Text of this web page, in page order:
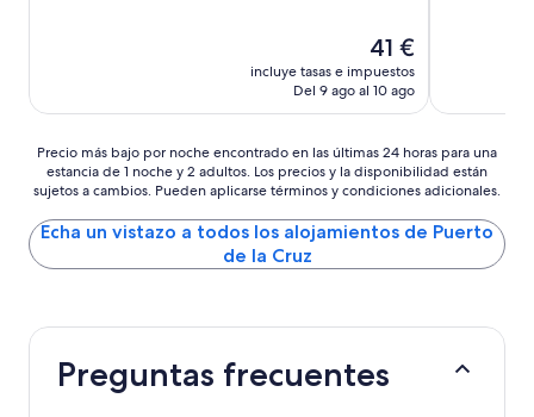
El
precio
actual
41 €
41 €
incluye tasas e impuestos
Del 9 ago al 10 ago
Precio
más
bajo
por
noche
encontrado
últimas
24 horas
para
Precio más bajo por noche encontrado en las últimas 24 horas para una
estancia de 1 noche y 2 adultos. Los precios y la disponibilidad están
sujetos a cambios. Pueden aplicarse términos y condiciones adicionales.
Echa un vistazo a todos los alojamientos de Puerto
de la Cruz
Preguntas frecuentes